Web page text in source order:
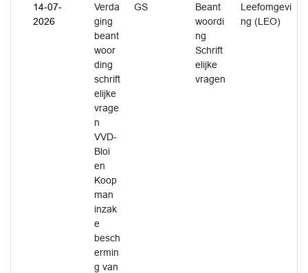
14-07-
2026
Verda
ging
beant
woor
ding
schrift
elijke
vrage
n
VVD-
Bloi
en
Koop
man
inzak
e
besch
ermin
g van
GS
Beant
woordi
ng
Schrift
elijke
vragen
Leefomgevi
ng (LEO)